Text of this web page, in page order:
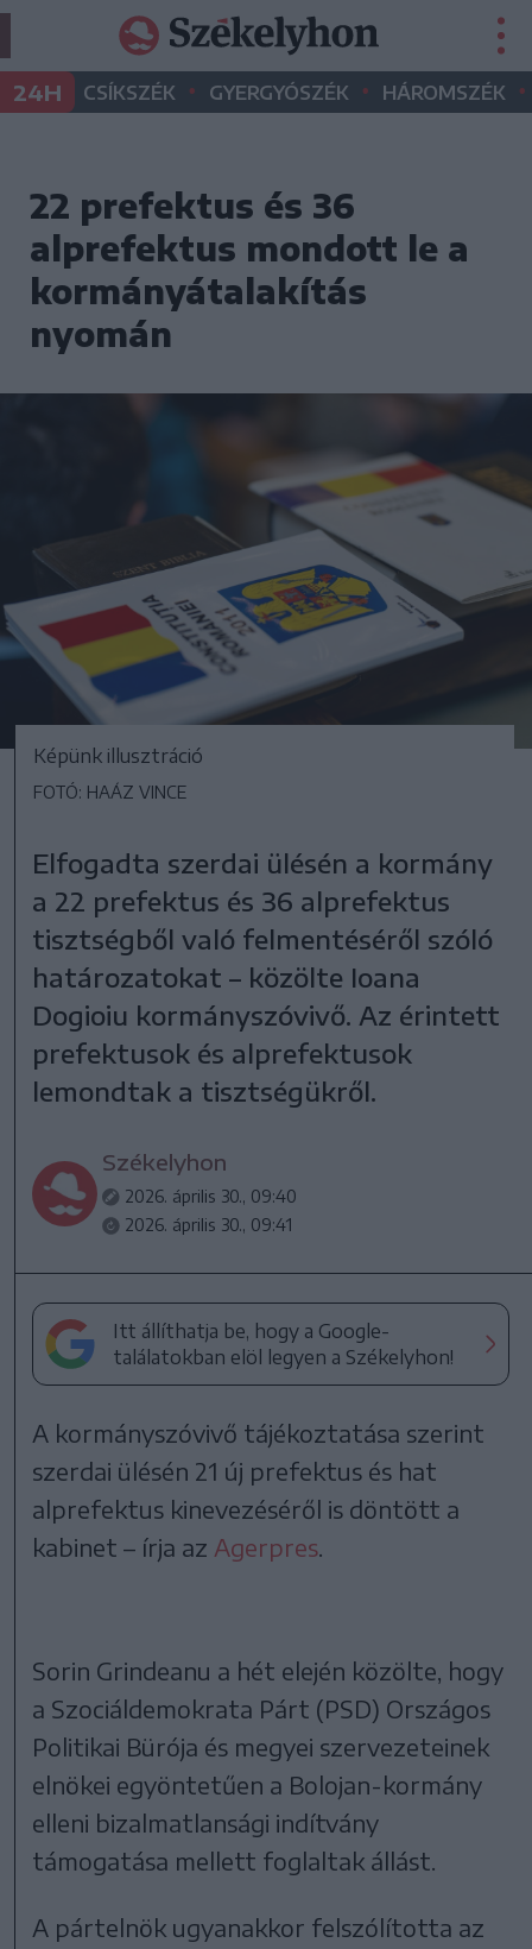
24H CSÍKSZÉK • GYERGYÓSZÉK • HÁROMSZÉK •
22 prefektus és 36
alprefektus mondott le a
kormányátalakítás
nyomán
Képünk illusztráció
FOTÓ: HAÁZ VINCE
Elfogadta szerdai ülésén a kormány
a 22 prefektus és 36 alprefektus
tisztségből való felmentéséről szóló
határozatokat – közölte Ioana
Dogioiu kormányszóvivő. Az érintett
prefektusok és alprefektusok
lemondtak a tisztségükről.
Székelyhon
2026. április 30., 09:40
2026. április 30., 09:41
Itt állíthatja be, hogy a Google-
találatokban elöl legyen a Székelyhon!
A kormányszóvivő tájékoztatása szerint
szerdai ülésén 21 új prefektus és hat
alprefektus kinevezéséről is döntött a
kabinet – írja az Agerpres
Sorin Grindeanu a hét elején közölte, hogy
a Szociáldemokrata Párt (PSD) Országos
Politikai Bürója és megyei szervezeteinek
elnökei egyöntetűen a Bolojan-kormány
elleni bizalmatlansági indítvány
támogatása mellett foglaltak állást.
A pártelnök ugyanakkor felszólította az